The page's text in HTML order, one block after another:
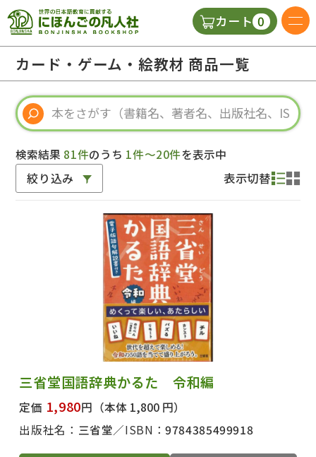
カート 0
日本語の教科書
視聴覚・補助教材
教師用参考書
カード・ゲーム・絵教材 商品一覧
検索結果 81件のうち 1件～20件を表示中
絞り込み 表示切替
三省堂国語辞典かるた 令和編
定価 1,980円 （本体 1,800 円）
出版社名： 三省堂 ISBN：9784385499918